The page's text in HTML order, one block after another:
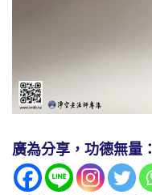
廣為分享，功德無量：